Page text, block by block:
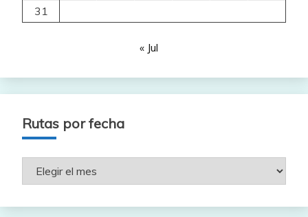
31
« Jul
Rutas por fecha
Rutas